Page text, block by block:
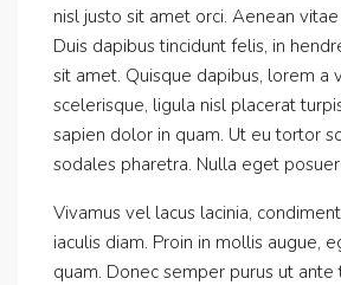
nisl justo sit amet orci. Aenean
Duis dapibus tincidunt felis, in
sit amet. Quisque dapibus, lorem a
scelerisque, ligula nisl placerat
sapien dolor in quam. Ut eu tortor
sodales pharetra. Nulla eget
Vivamus vel lacus lacinia,
iaculis diam. Proin in mollis augue,
quam. Donec semper purus ut ante